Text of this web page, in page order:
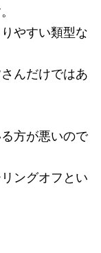
やすい類型な
んだけではあ
方が悪いので
ングオフとい